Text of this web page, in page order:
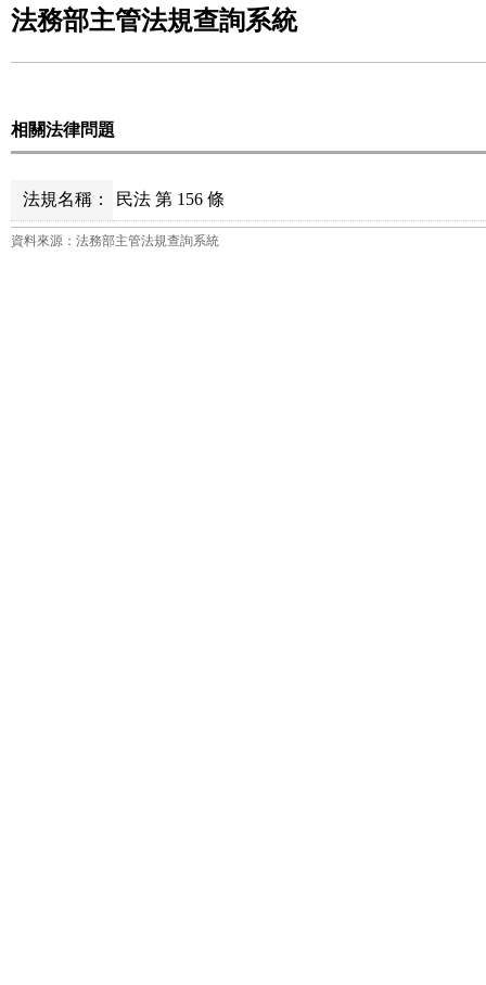
法務部主管法規查詢系統
相關法律問題
法規名稱： 民法 第 156 條
資料來源：法務部主管法規查詢系統